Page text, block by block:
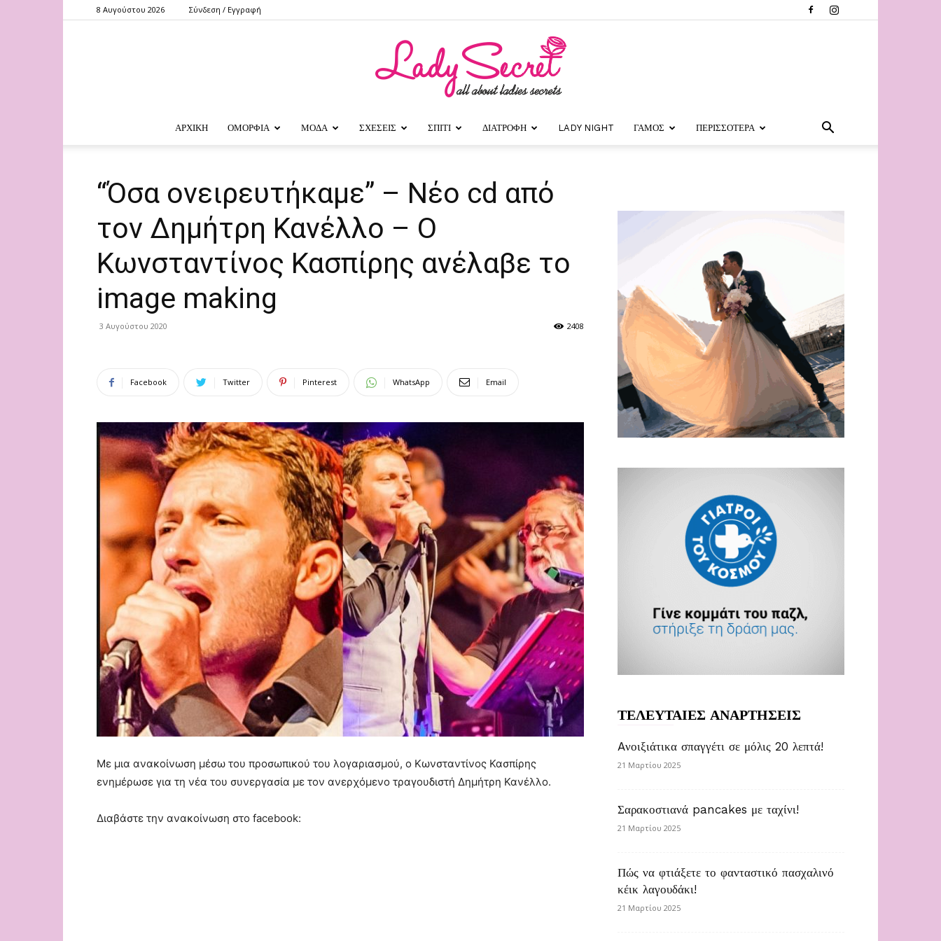
8 Αυγούστου 2026 Σύνδεση / Εγγραφή
ΑΡΧΙΚΗ ΟΜΟΡΦΙΑ ΜΟΔΑ ΣΧΕΣΕΙΣ ΣΠΙΤΙ ΔΙΑΤΡΟΦΗ LADY NIGHT ΓΑΜΟΣ ΠΕΡΙΣΣΟΤΕΡΑ
“Όσα ονειρευτήκαμε” – Νέο cd από
τον Δημήτρη Κανέλλο – Ο
Κωνσταντίνος Κασπίρης ανέλαβε το
image making
3 Αυγούστου 2020 2408
Facebook Twitter Pinterest WhatsApp Email
Με μια ανακοίνωση μέσω του προσωπικού του λογαριασμού, ο Κωνσταντίνος Κασπίρης
ενημέρωσε για τη νέα του συνεργασία με τον ανερχόμενο τραγουδιστή Δημήτρη Κανέλλο.
Διαβάστε την ανακοίνωση στο facebook:
ΤΕΛΕΥΤΑΙΕΣ ΑΝΑΡΤΗΣΕΙΣ
Aνοιξιάτικα σπαγγέτι σε μόλις 20 λεπτά!
21 Μαρτίου 2025
Σαρακοστιανά pancakes με ταχίνι!
21 Μαρτίου 2025
Πώς να φτιάξετε το φανταστικό πασχαλινό
κέικ λαγουδάκι!
21 Μαρτίου 2025